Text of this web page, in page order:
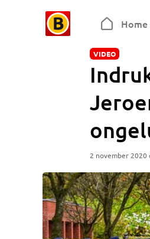
Home
VIDEO
2 november 2020